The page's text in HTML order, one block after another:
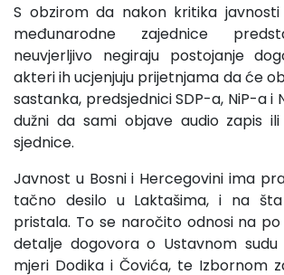
S obzirom da nakon kritika
međunarodne zajednice
neuvjerljivo negiraju postojanje
akteri ih ucjenjuju prijetnjama da će
sastanka, predsjednici SDP-a, NiP-a i
dužni da sami objave audio zapis
sjednice.
Javnost u Bosni i Hercegovini ima
tačno desilo u Laktašima, i na
pristala. To se naročito odnosi na
detalje dogovora o Ustavnom
mjeri Dodika i Čovića, te Izbornom